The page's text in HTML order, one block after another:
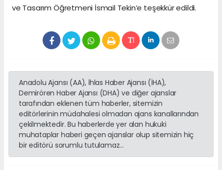
ve Tasarım Öğretmeni İsmail Tekin’e teşekkür edildi.
Anadolu Ajansı (AA), İhlas Haber Ajansı (İHA),
Demirören Haber Ajansı (DHA) ve diğer ajanslar
tarafından eklenen tüm haberler, sitemizin
editörlerinin müdahalesi olmadan ajans kanallarından
çekilmektedir. Bu haberlerde yer alan hukuki
muhataplar haberi geçen ajanslar olup sitemizin hiç
bir editörü sorumlu tutulamaz...